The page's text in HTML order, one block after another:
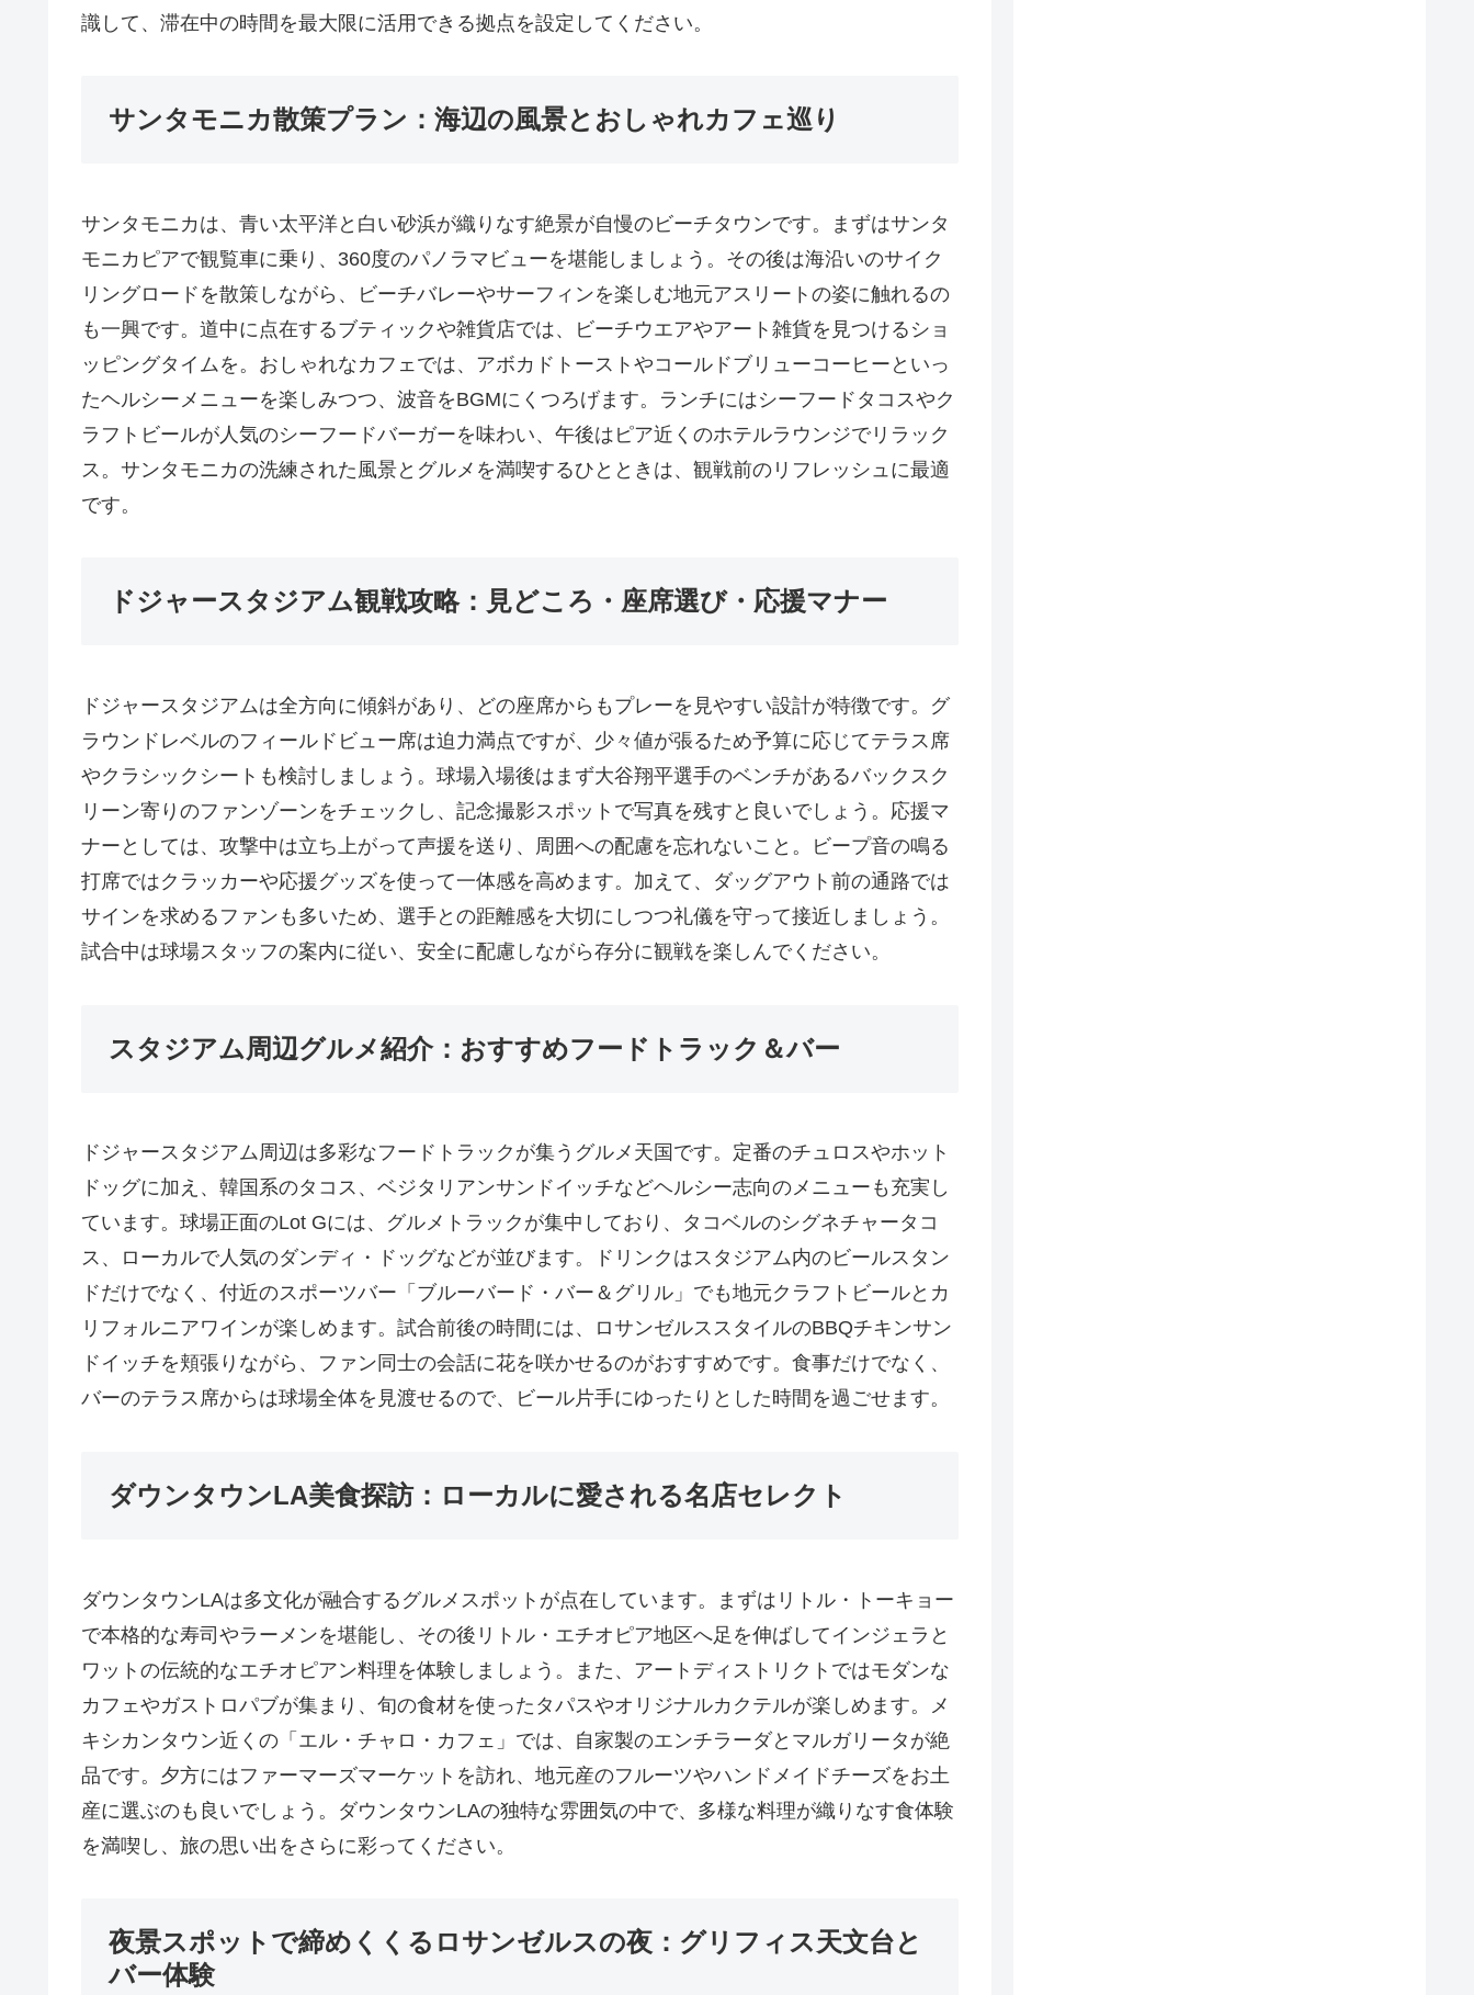
識して、滞在中の時間を最大限に活用できる拠点を設定してください。
サンタモニカ散策プラン：海辺の風景とおしゃれカフェ巡り
サンタモニカは、青い太平洋と白い砂浜が織りなす絶景が自慢のビーチタウンです。まずはサンタ
モニカピアで観覧車に乗り、360度のパノラマビューを堪能しましょう。その後は海沿いのサイク
リングロードを散策しながら、ビーチバレーやサーフィンを楽しむ地元アスリートの姿に触れるの
も一興です。道中に点在するブティックや雑貨店では、ビーチウエアやアート雑貨を見つけるショ
ッピングタイムを。おしゃれなカフェでは、アボカドトーストやコールドブリューコーヒーといっ
たヘルシーメニューを楽しみつつ、波音をBGMにくつろげます。ランチにはシーフードタコスやク
ラフトビールが人気のシーフードバーガーを味わい、午後はピア近くのホテルラウンジでリラック
ス。サンタモニカの洗練された風景とグルメを満喫するひとときは、観戦前のリフレッシュに最適
です。
ドジャースタジアム観戦攻略：見どころ・座席選び・応援マナー
ドジャースタジアムは全方向に傾斜があり、どの座席からもプレーを見やすい設計が特徴です。グ
ラウンドレベルのフィールドビュー席は迫力満点ですが、少々値が張るため予算に応じてテラス席
やクラシックシートも検討しましょう。球場入場後はまず大谷翔平選手のベンチがあるバックスク
リーン寄りのファンゾーンをチェックし、記念撮影スポットで写真を残すと良いでしょう。応援マ
ナーとしては、攻撃中は立ち上がって声援を送り、周囲への配慮を忘れないこと。ビープ音の鳴る
打席ではクラッカーや応援グッズを使って一体感を高めます。加えて、ダッグアウト前の通路では
サインを求めるファンも多いため、選手との距離感を大切にしつつ礼儀を守って接近しましょう。
試合中は球場スタッフの案内に従い、安全に配慮しながら存分に観戦を楽しんでください。
スタジアム周辺グルメ紹介：おすすめフードトラック＆バー
ドジャースタジアム周辺は多彩なフードトラックが集うグルメ天国です。定番のチュロスやホット
ドッグに加え、韓国系のタコス、ベジタリアンサンドイッチなどヘルシー志向のメニューも充実し
ています。球場正面のLot Gには、グルメトラックが集中しており、タコベルのシグネチャータコ
ス、ローカルで人気のダンディ・ドッグなどが並びます。ドリンクはスタジアム内のビールスタン
ドだけでなく、付近のスポーツバー「ブルーバード・バー＆グリル」でも地元クラフトビールとカ
リフォルニアワインが楽しめます。試合前後の時間には、ロサンゼルススタイルのBBQチキンサン
ドイッチを頬張りながら、ファン同士の会話に花を咲かせるのがおすすめです。食事だけでなく、
バーのテラス席からは球場全体を見渡せるので、ビール片手にゆったりとした時間を過ごせます。
ダウンタウンLA美食探訪：ローカルに愛される名店セレクト
ダウンタウンLAは多文化が融合するグルメスポットが点在しています。まずはリトル・トーキョー
で本格的な寿司やラーメンを堪能し、その後リトル・エチオピア地区へ足を伸ばしてインジェラと
ワットの伝統的なエチオピアン料理を体験しましょう。また、アートディストリクトではモダンな
カフェやガストロパブが集まり、旬の食材を使ったタパスやオリジナルカクテルが楽しめます。メ
キシカンタウン近くの「エル・チャロ・カフェ」では、自家製のエンチラーダとマルガリータが絶
品です。夕方にはファーマーズマーケットを訪れ、地元産のフルーツやハンドメイドチーズをお土
産に選ぶのも良いでしょう。ダウンタウンLAの独特な雰囲気の中で、多様な料理が織りなす食体験
を満喫し、旅の思い出をさらに彩ってください。
夜景スポットで締めくくるロサンゼルスの夜：グリフィス天文台と
バー体験